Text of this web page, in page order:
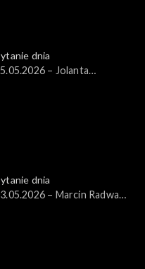
dnia
– Jolanta
dnia
– Marcin Radwan-